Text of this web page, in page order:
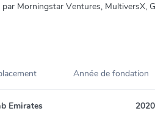
Morningstar Ventures,
Année de fondation
Emirates 2020